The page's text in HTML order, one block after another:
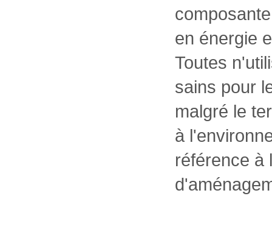
en énergie
Toutes
sains pour
malgré le
à
référence à